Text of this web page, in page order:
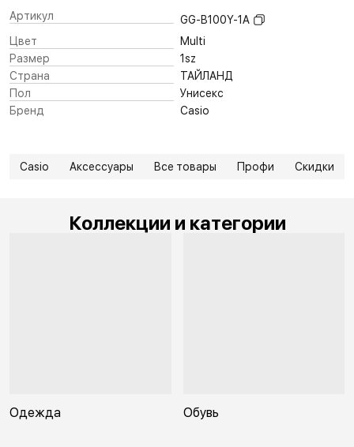
Артикул
GG-B100Y-1A
Цвет
Multi
Размер
1sz
Страна
ТАЙЛАНД
Пол
Унисекс
Бренд
Casio
Casio Аксессуары Все товары Профи Скидки
Коллекции и категории
Одежда Обувь